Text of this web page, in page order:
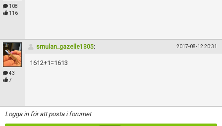
108
116
43
7
smulan_gazelle1305: 2017-08-12 20:31
1612+1=1613
Logga in för att posta i forumet